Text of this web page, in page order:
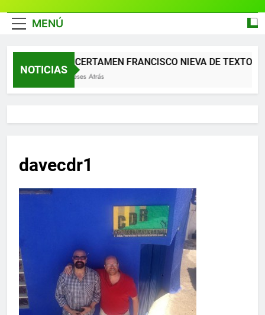
MENÚ
NOTICIAS
XII CERTAMEN FRANCISCO NIEVA DE TEXTOS
2 Meses Atrás
davecdr1